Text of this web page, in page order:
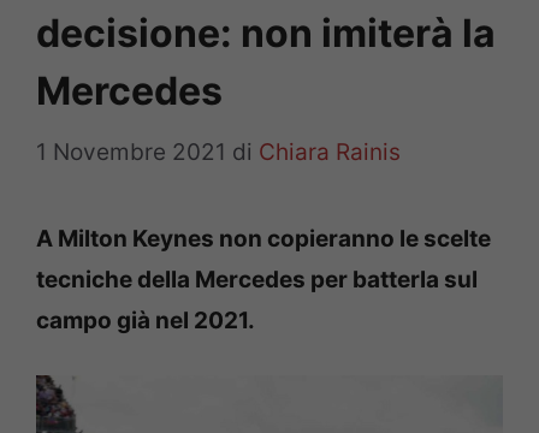
decisione: non imiterà la
Mercedes
1 Novembre 2021 di Chiara Rainis
A Milton Keynes non copieranno le scelte
tecniche della Mercedes per batterla sul
campo già nel 2021.